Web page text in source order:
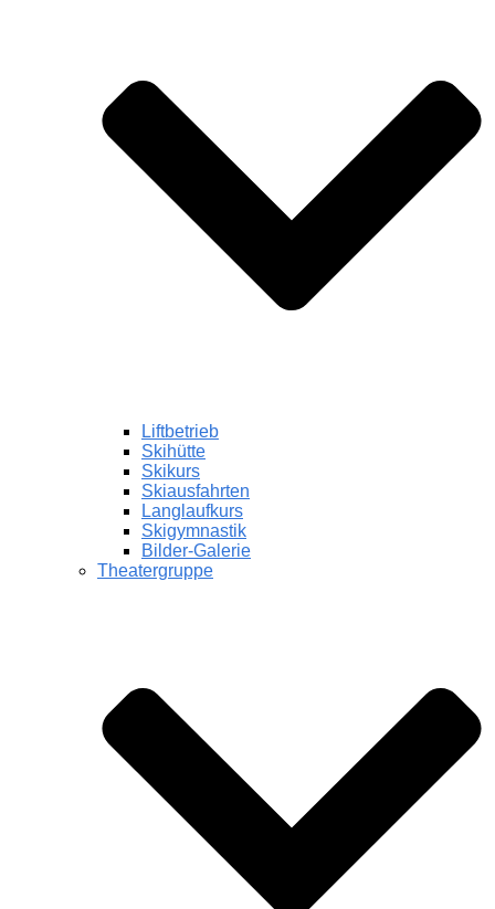
Liftbetrieb
Skihütte
Skikurs
Skiausfahrten
Langlaufkurs
Skigymnastik
Bilder-Galerie
Theatergruppe